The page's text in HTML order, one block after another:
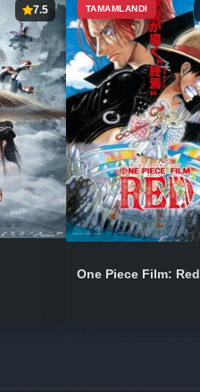
7.5 TAMAMLANDI
One Piece Film: Red